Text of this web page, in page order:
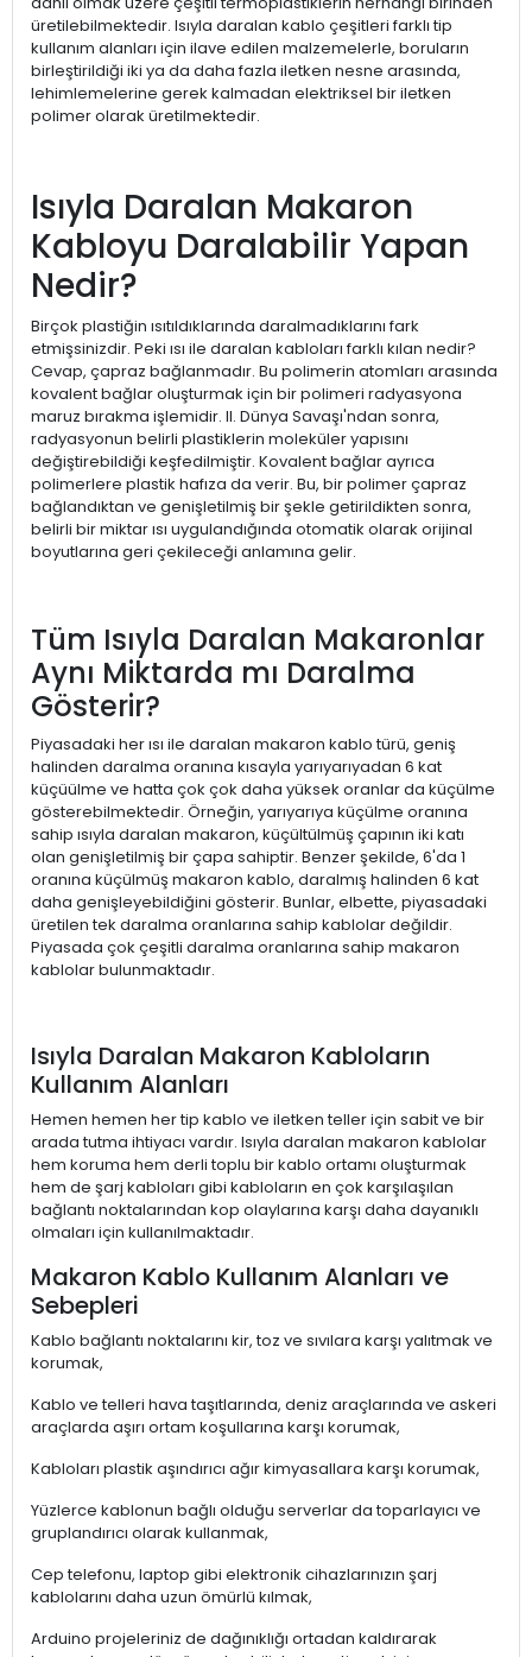
üretilebilmektedir. Isıyla daralan kablo çeşitleri farklı tip
kullanım alanları için ilave edilen malzemelerle, boruların
birleştirildiği iki ya da daha fazla iletken nesne arasında,
lehimlemelerine gerek kalmadan elektriksel bir iletken
polimer olarak üretilmektedir.
Isıyla Daralan Makaron
Kabloyu Daralabilir Yapan
Nedir?
Birçok plastiğin ısıtıldıklarında daralmadıklarını fark
etmişsinizdir. Peki ısı ile daralan kabloları farklı kılan nedir?
Cevap, çapraz bağlanmadır. Bu polimerin atomları arasında
kovalent bağlar oluşturmak için bir polimeri radyasyona
maruz bırakma işlemidir. II. Dünya Savaşı'ndan sonra,
radyasyonun belirli plastiklerin moleküler yapısını
değiştirebildiği keşfedilmiştir. Kovalent bağlar ayrıca
polimerlere plastik hafıza da verir. Bu, bir polimer çapraz
bağlandıktan ve genişletilmiş bir şekle getirildikten sonra,
belirli bir miktar ısı uygulandığında otomatik olarak orijinal
boyutlarına geri çekileceği anlamına gelir.
Tüm Isıyla Daralan Makaronlar
Aynı Miktarda mı Daralma
Gösterir?
Piyasadaki her ısı ile daralan makaron kablo türü, geniş
halinden daralma oranına kısayla yarıyarıyadan 6 kat
küçüülme ve hatta çok çok daha yüksek oranlar da küçülme
gösterebilmektedir. Örneğin, yarıyarıya küçülme oranına
sahip ısıyla daralan makaron, küçültülmüş çapının iki katı
olan genişletilmiş bir çapa sahiptir. Benzer şekilde, 6'da 1
oranına küçülmüş makaron kablo, daralmış halinden 6 kat
daha genişleyebildiğini gösterir. Bunlar, elbette, piyasadaki
üretilen tek daralma oranlarına sahip kablolar değildir.
Piyasada çok çeşitli daralma oranlarına sahip makaron
kablolar bulunmaktadır.
Isıyla Daralan Makaron Kabloların
Kullanım Alanları
Hemen hemen her tip kablo ve iletken teller için sabit ve bir
arada tutma ihtiyacı vardır. Isıyla daralan makaron kablolar
hem koruma hem derli toplu bir kablo ortamı oluşturmak
hem de şarj kabloları gibi kabloların en çok karşılaşılan
bağlantı noktalarından kop olaylarına karşı daha dayanıklı
olmaları için kullanılmaktadır.
Makaron Kablo Kullanım Alanları ve
Sebepleri
Kablo bağlantı noktalarını kir, toz ve sıvılara karşı yalıtmak ve
korumak,
Kablo ve telleri hava taşıtlarında, deniz araçlarında ve askeri
araçlarda aşırı ortam koşullarına karşı korumak,
Kabloları plastik aşındırıcı ağır kimyasallara karşı korumak,
Yüzlerce kablonun bağlı olduğu serverlar da toparlayıcı ve
gruplandırıcı olarak kullanmak,
Cep telefonu, laptop gibi elektronik cihazlarınızın şarj
kablolarını daha uzun ömürlü kılmak,
Arduino projeleriniz de dağınıklığı ortadan kaldırarak